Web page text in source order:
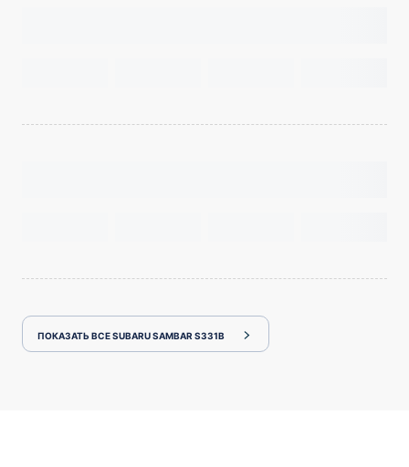
ПОКАЗАТЬ ВСЕ SUBARU SAMBAR S331B